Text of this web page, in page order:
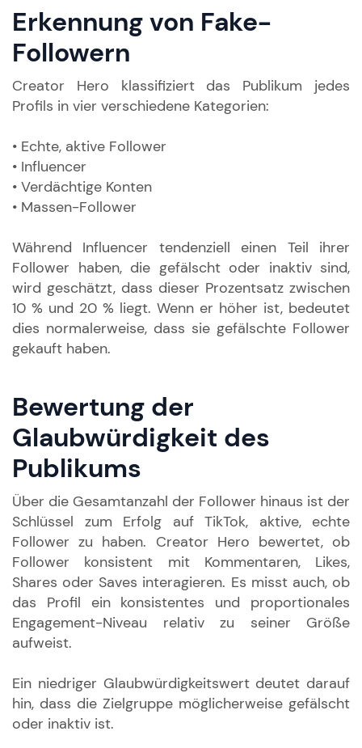
Erkennung von Fake-
Followern
Creator Hero klassifiziert das Publikum jedes
Profils in vier verschiedene Kategorien:
• Echte, aktive Follower
• Influencer
• Verdächtige Konten
• Massen-Follower
Während Influencer tendenziell einen Teil ihrer
Follower haben, die gefälscht oder inaktiv sind,
wird geschätzt, dass dieser Prozentsatz zwischen
10 % und 20 % liegt. Wenn er höher ist, bedeutet
dies normalerweise, dass sie gefälschte Follower
gekauft haben.
Bewertung der
Glaubwürdigkeit des
Publikums
Über die Gesamtanzahl der Follower hinaus ist der
Schlüssel zum Erfolg auf TikTok, aktive, echte
Follower zu haben. Creator Hero bewertet, ob
Follower konsistent mit Kommentaren, Likes,
Shares oder Saves interagieren. Es misst auch, ob
das Profil ein konsistentes und proportionales
Engagement-Niveau relativ zu seiner Größe
aufweist.
Ein niedriger Glaubwürdigkeitswert deutet darauf
hin, dass die Zielgruppe möglicherweise gefälscht
oder inaktiv ist.